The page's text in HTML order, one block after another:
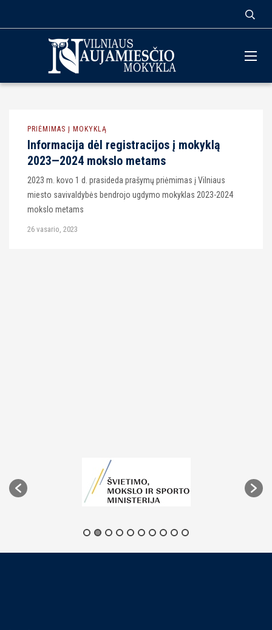
PRIĖMIMAS Į MOKYKLĄ
Informacija dėl registracijos į mokyklą
2023—2024 mokslo metams
2023 m. kovo 1 d. prasideda prašymų priėmimas į Vilniaus
miesto savivaldybės bendrojo ugdymo mokyklas 2023-2024
mokslo metams
26 vasario, 2023